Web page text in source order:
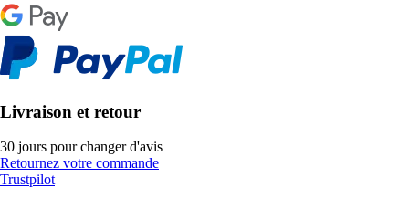
Livraison et retour
30 jours pour changer d'avis
Retournez votre commande
Trustpilot